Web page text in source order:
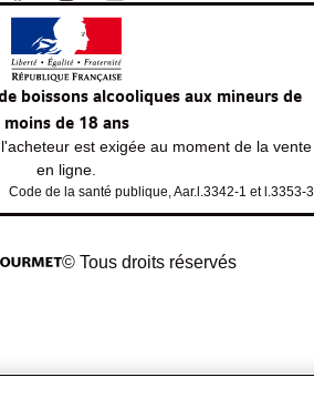
boissons alcooliques aux mineurs de
moins de 18 ans
est exigée au moment de la vente
en ligne.
Code de la santé publique, Aar.l.3342-1 et l.3353-3
© Tous droits réservés